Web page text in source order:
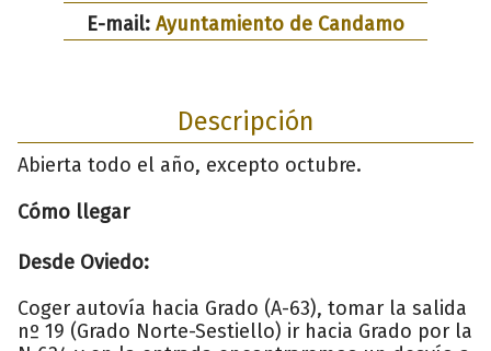
E-mail: Ayuntamiento de Candamo
Descripción
Abierta todo el año, excepto octubre.
Cómo llegar
Desde Oviedo:
Coger autovía hacia Grado (A-63), tomar la salida
nº 19 (Grado Norte-Sestiello) ir hacia Grado por la